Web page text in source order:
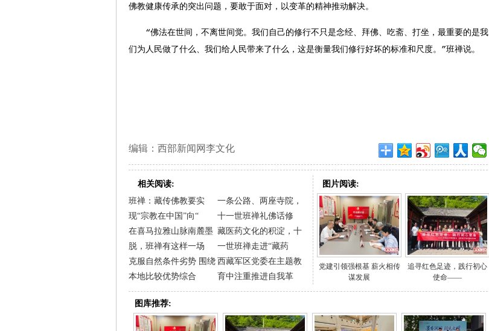
佛教健康传承的突出问题，要敢于面对，以变革的精神推动解决。
“佛法在世间，不离世间觉。我们自己的修行不只是念经、拜佛、吃斋、打坐，最重要的是我
们为人民做了什么、我们给人民带来了什么，这是衡量我们修行好坏的标准和尺度。”班禅说。
编辑：西部新闻网李文化
相关阅读:
班禅：藏传佛教要实
现“宗教在中国”向“
一条公路、两座寺院，
十一世班禅礼佛话修
在喜马拉雅山脉南麓墨
脱，班禅有这样一场
藏医药文化的积淀，十
一世班禅走进“藏药
克服自然条件劣势 围绕
本地比较优势综合
西藏军区党委在主题教
育中注重推进自我革
图片阅读:
党建引领强根基 薪火相传
谋发展
追寻红色足迹，践行初心
使命——
图库推荐: